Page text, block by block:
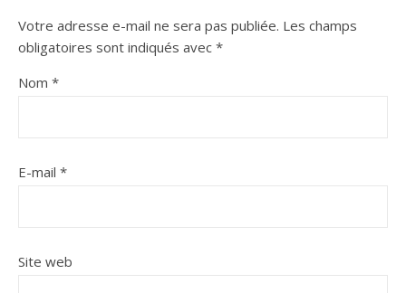
Votre adresse e-mail ne sera pas publiée. Les champs
obligatoires sont indiqués avec *
Nom *
E-mail *
Site web